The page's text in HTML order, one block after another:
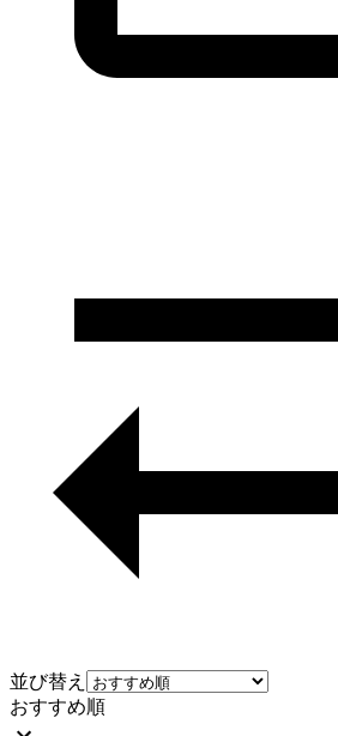
並び替え
おすすめ順